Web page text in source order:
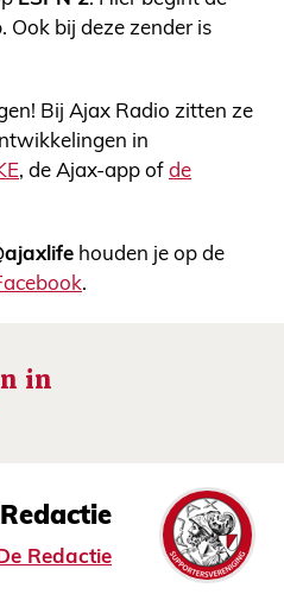
bij deze zender is
Bij Ajax Radio zitten ze
in
, de Ajax-app of de
houden je op de
.
in
Redactie